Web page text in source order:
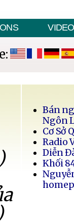
VIDEO
Bán
Ngôn
Cơ Sở
Radio
Diễn
Khối